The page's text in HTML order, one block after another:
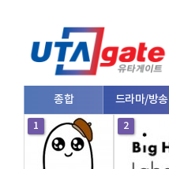
종합 드라마/방송
V로그/소통 영화/뮤지컬
댄스 e스포츠
1 2